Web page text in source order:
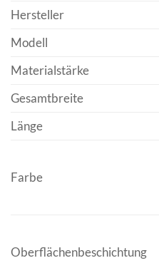
Hersteller
Modell
Materialstärke
Gesamtbreite
Länge
Farbe
Oberflächenbeschichtung